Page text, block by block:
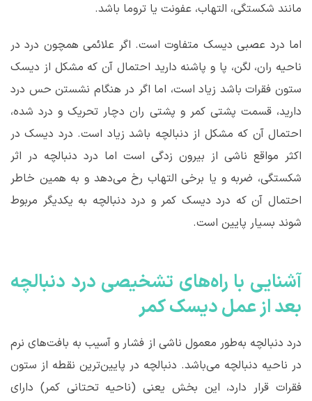
مانند شکستگی، التهاب، عفونت یا تروما باشد.
اما درد عصبی دیسک متفاوت است. اگر علائمی همچون درد در
ناحیه ران، لگن، پا و پاشنه دارید احتمال آن که مشکل از دیسک
ستون فقرات باشد زیاد است، اما اگر در هنگام نشستن حس درد
دارید، قسمت پشتی کمر و پشتی ران دچار تحریک و درد شده،
احتمال آن که مشکل از دنبالچه باشد زیاد است. درد دیسک در
اکثر مواقع ناشی از بیرون زدگی است اما درد دنبالچه در اثر
شکستگی، ضربه و یا برخی التهاب رخ می‌دهد و به همین خاطر
احتمال آن که درد دیسک کمر و درد دنبالچه به یکدیگر مربوط
شوند بسیار پایین است.
آشنایی با راه‌های تشخیصی درد دنبالچه
بعد از عمل دیسک کمر
درد دنبالچه به‌طور معمول ناشی از فشار و آسیب به بافت‌های نرم
در ناحیه دنبالچه می‌باشد. دنبالچه در پایین‌ترین نقطه از ستون
فقرات قرار دارد، این بخش یعنی (ناحیه تحتانی کمر) دارای